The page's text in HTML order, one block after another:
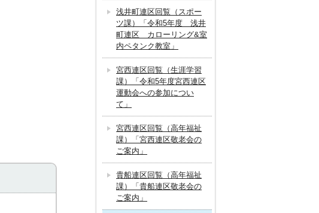
浅井町連区回覧（スポー
ツ課）「令和5年度 浅井
町連区 カローリング&室
内ペタンク教室」
宮西連区回覧（生涯学習
課）「令和5年度宮西連区
運動会への参加につい
て」
宮西連区回覧（高年福祉
課）「宮西連区敬老会の
ご案内」
貴船連区回覧（高年福祉
課）「貴船連区敬老会の
ご案内」